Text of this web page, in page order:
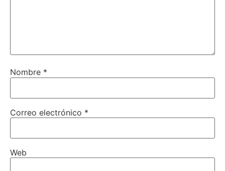
Nombre *
Correo electrónico *
Web